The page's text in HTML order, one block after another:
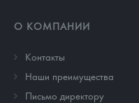
О КОМПАНИИ
Контакты
Наши преимущества
Письмо директору